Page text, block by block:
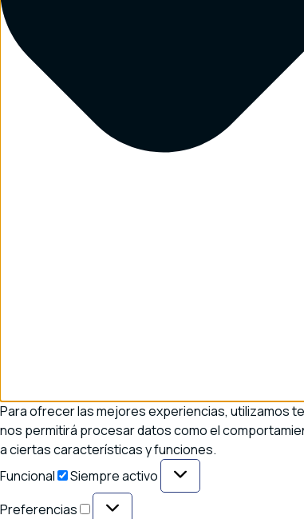
Para ofrecer las mejores experiencias, utilizamos
nos permitirá procesar datos como el
a ciertas características y funciones.
Funcional
Funcional
Siempre activo
Preferencias
Preferencias